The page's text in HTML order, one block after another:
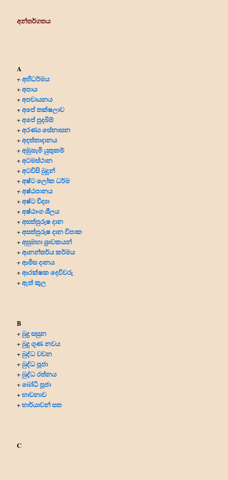
අන්තර්ගතය
A
+අභිධර්මය
+අපාය
+අපචායනය
+අපේ තක්ෂලාව
+අපේ පුදබිම්
+අරණ්‍ය සේනාසන
+අදත්තාදානය
+අඹුසැමි යුතුකම්
+අටමස්ථාන
+අටවිසි බුදුන්
+අෂ්ට ලෝක ධර්ම
+අෂ්ඨපානය
+අෂ්ට විද්‍යා
+අෂ්ඨාංග ශීලය
+අසත්පුරුෂ දාන
+අසත්පුරුෂ දාන විපාක
+අසුමහා ශ්‍රාවකයන්
+ආනන්තර්ය කර්මය
+ආමිස දානය
+ආරක්ෂක දෙවිවරු
+ඇත් කුල
B
+බුදු සසුන
+බුදු ගුණ නවය
+බුද්ධ වචන
+බුද්ධ පූජා
+බුද්ධ රත්නය
+බෝධි පූජා
+භාවනාව
+භාර්යාවන් සත
C